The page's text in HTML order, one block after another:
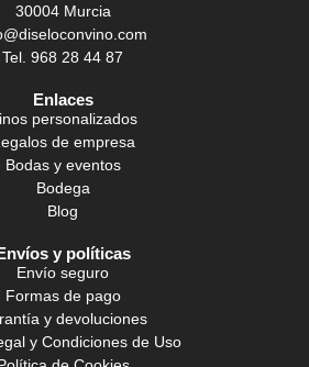
30004 Murcia
Tel. 968 28 44 87
Enlaces
personalizados
de empresa
Bodas y eventos
Bodega
Blog
y políticas
Envío seguro
Formas de pago
y devoluciones
y Condiciones de Uso